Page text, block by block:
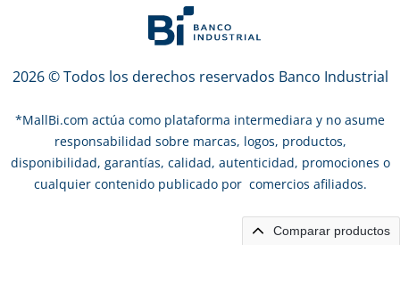
2026 © Todos los derechos reservados Banco Industrial
*MallBi.com actúa como plataforma intermediara y no asume
responsabilidad sobre marcas, logos, productos,
disponibilidad, garantías, calidad, autenticidad, promociones o
cualquier contenido publicado por comercios afiliados.
Comparar productos